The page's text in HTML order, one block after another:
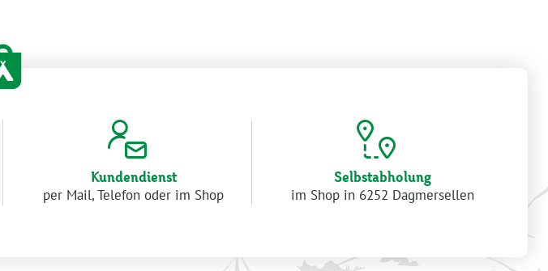
Kundendienst
per Mail, Telefon oder im Shop
Selbstabholung
im Shop in 6252 Dagmersellen